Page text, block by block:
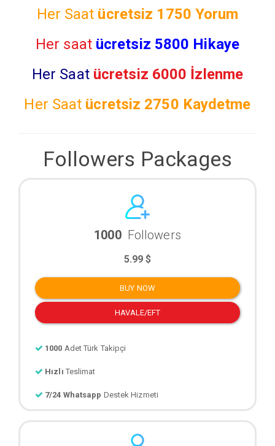
Her Saat ücretsiz 1750 Yorum
Her saat ücretsiz 5800 Hikaye
Her Saat ücretsiz 6000 İzlenme
Her Saat ücretsiz 2750 Kaydetme
Followers Packages
1000 Followers
5.99 $
BUY NOW
HAVALE/EFT
1000 Adet Türk Takipçi
Hızlı Teslimat
7/24 Whatsapp Destek Hizmeti